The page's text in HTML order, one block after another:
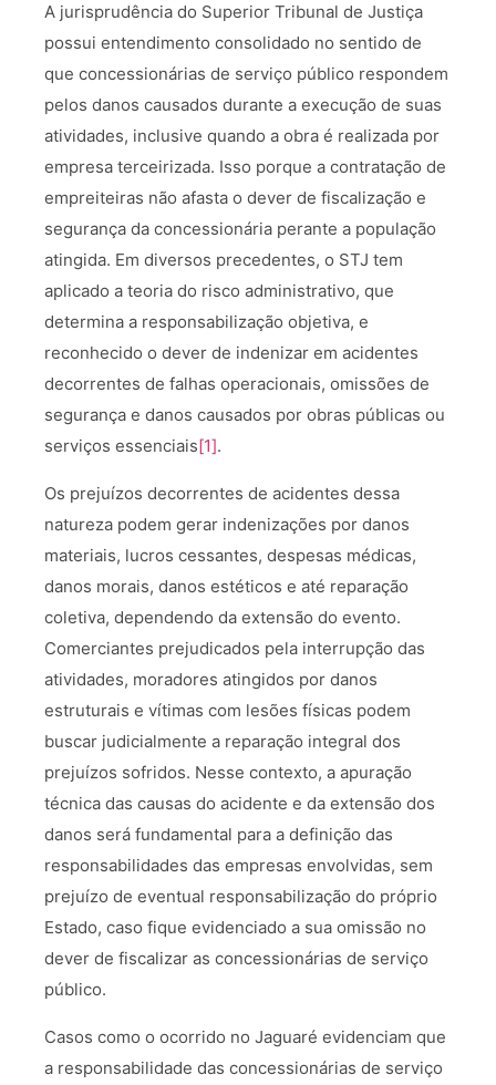
A jurisprudência do Superior Tribunal de Justiça
possui entendimento consolidado no sentido de
que concessionárias de serviço público respondem
pelos danos causados durante a execução de suas
atividades, inclusive quando a obra é realizada por
empresa terceirizada. Isso porque a contratação de
empreiteiras não afasta o dever de fiscalização e
segurança da concessionária perante a população
atingida. Em diversos precedentes, o STJ tem
aplicado a teoria do risco administrativo, que
determina a responsabilização objetiva, e
reconhecido o dever de indenizar em acidentes
decorrentes de falhas operacionais, omissões de
segurança e danos causados por obras públicas ou
serviços essenciais[1].
Os prejuízos decorrentes de acidentes dessa
natureza podem gerar indenizações por danos
materiais, lucros cessantes, despesas médicas,
danos morais, danos estéticos e até reparação
coletiva, dependendo da extensão do evento.
Comerciantes prejudicados pela interrupção das
atividades, moradores atingidos por danos
estruturais e vítimas com lesões físicas podem
buscar judicialmente a reparação integral dos
prejuízos sofridos. Nesse contexto, a apuração
técnica das causas do acidente e da extensão dos
danos será fundamental para a definição das
responsabilidades das empresas envolvidas, sem
prejuízo de eventual responsabilização do próprio
Estado, caso fique evidenciado a sua omissão no
dever de fiscalizar as concessionárias de serviço
público.
Casos como o ocorrido no Jaguaré evidenciam que
a responsabilidade das concessionárias de serviço